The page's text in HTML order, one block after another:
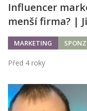
Influencer
menší firma? |
MARKETING
Před 4 roky